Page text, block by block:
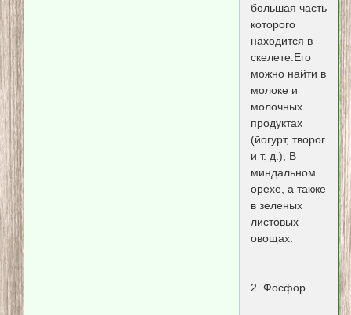
большая часть
которого
находится в
скелете.Его
можно найти в
молоке и
молочных
продуктах
(йогурт, творог
и т. д.), В
миндальном
орехе, а также
в зеленых
листовых
овощах.
2. Фосфор